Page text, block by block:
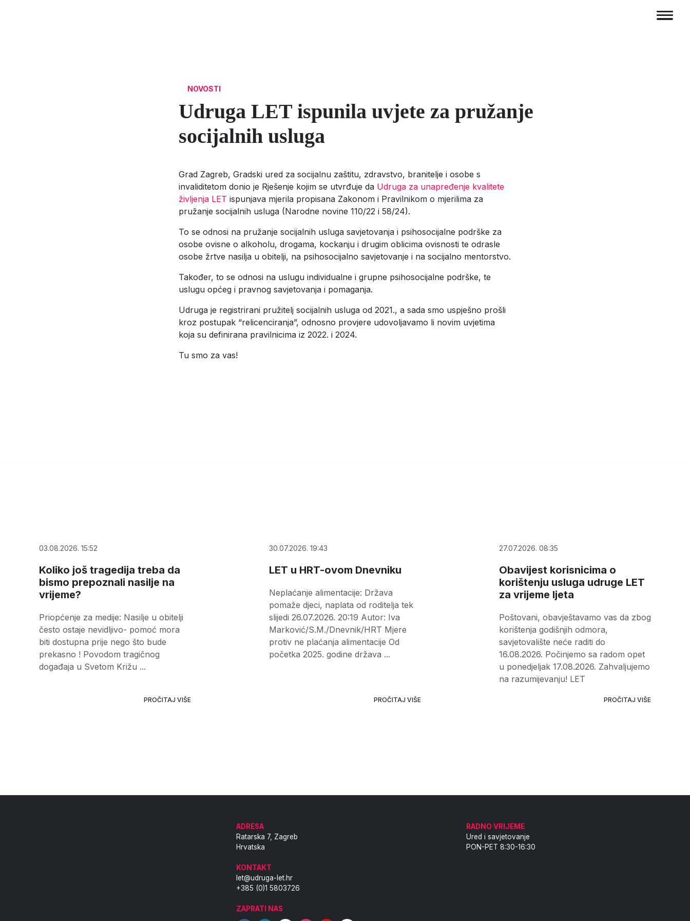
NOVOSTI
Udruga LET ispunila uvjete za pružanje
socijalnih usluga
Grad Zagreb, Gradski ured za socijalnu zaštitu, zdravstvo, branitelje i osobe s
invaliditetom donio je Rješenje kojim se utvrđuje da Udruga za unapređenje kvalitete
življenja LET ispunjava mjerila propisana Zakonom i Pravilnikom o mjerilima za
pružanje socijalnih usluga (Narodne novine 110/22 i 58/24).
To se odnosi na pružanje socijalnih usluga savjetovanja i psihosocijalne podrške za
osobe ovisne o alkoholu, drogama, kockanju i drugim oblicima ovisnosti te odrasle
osobe žrtve nasilja u obitelji, na psihosocijalno savjetovanje i na socijalno mentorstvo.
Također, to se odnosi na uslugu individualne i grupne psihosocijalne podrške, te
uslugu općeg i pravnog savjetovanja i pomaganja.
Udruga je registrirani pružitelj socijalnih usluga od 2021., a sada smo uspješno prošli
kroz postupak “relicenciranja”, odnosno provjere udovoljavamo li novim uvjetima
koja su definirana pravilnicima iz 2022. i 2024.
Tu smo za vas!
03.08.2026. 15:52
Koliko još tragedija treba da
bismo prepoznali nasilje na
vrijeme?
Priopćenje za medije: Nasilje u obitelji
često ostaje nevidljivo- pomoć mora
biti dostupna prije nego što bude
prekasno ! Povodom tragičnog
događaja u Svetom Križu ...
PROČITAJ VIŠE
30.07.2026. 19:43
LET u HRT-ovom Dnevniku
Neplaćanje alimentacije: Država
pomaže djeci, naplata od roditelja tek
slijedi 26.07.2026. 20:19 Autor: Iva
Marković/S.M./Dnevnik/HRT Mjere
protiv ne plaćanja alimentacije Od
početka 2025. godine država ...
PROČITAJ VIŠE
27.07.2026. 08:35
Obavijest korisnicima o
korištenju usluga udruge LET
za vrijeme ljeta
Poštovani, obavještavamo vas da zbog
korištenja godišnjih odmora,
savjetovalište neće raditi do
16.08.2026. Počinjemo sa radom opet
u ponedjeljak 17.08.2026. Zahvaljujemo
na razumijevanju! LET
PROČITAJ VIŠE
ADRESA
Ratarska 7, Zagreb
Hrvatska
KONTAKT
let@udruga-let.hr
+385 (0)1 5803726
ZAPRATI NAS
RADNO VRIJEME
Ured i savjetovanje
PON-PET 8:30-16:30